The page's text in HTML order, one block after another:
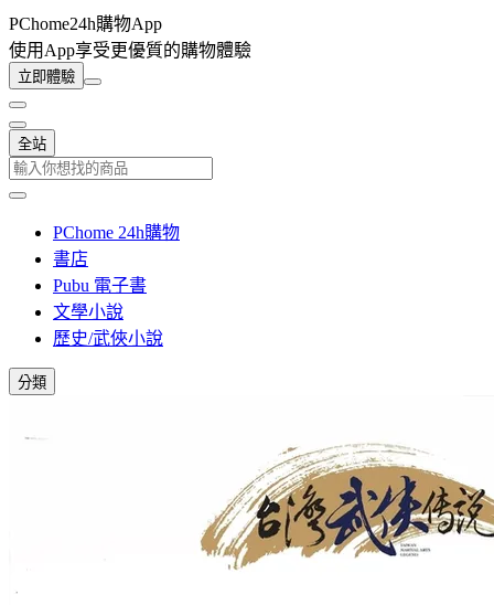
PChome24h購物App
使用App享受更優質的購物體驗
立即體驗
全站
PChome 24h購物
書店
Pubu 電子書
文學小說
歷史/武俠小說
分類